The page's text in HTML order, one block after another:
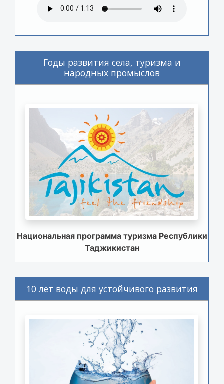
Годы развития села, туризма и
народных промыслов
Национальная программа туризма Республики
Таджикистан
10 лет воды для устойчивого развития